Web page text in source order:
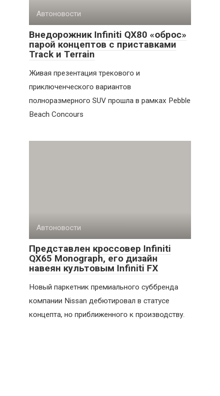
Автоновости
Внедорожник Infiniti QX80 «оброс»
парой концептов с приставками
Track и Terrain
Живая презентация трекового и
приключенческого вариантов
полноразмерного SUV прошла в рамках Pebble
Beach Concours
Автоновости
Представлен кроссовер Infiniti
QX65 Monograph, его дизайн
навеян культовым Infiniti FX
Новый паркетник премиального суббренда
компании Nissan дебютировал в статусе
концепта, но приближенного к производству.